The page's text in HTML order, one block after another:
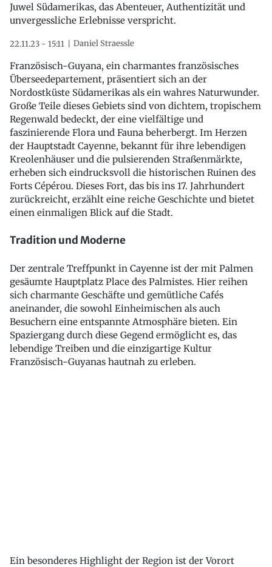
Juwel Südamerikas, das Abenteuer, Authentizität und
unvergessliche Erlebnisse verspricht.
22.11.23 - 15:11 Daniel Straessle
Französisch-Guyana, ein charmantes französisches
Überseedepartement, präsentiert sich an der
Nordostküste Südamerikas als ein wahres Naturwunder.
Große Teile dieses Gebiets sind von dichtem, tropischem
Regenwald bedeckt, der eine vielfältige und
faszinierende Flora und Fauna beherbergt. Im Herzen
der Hauptstadt Cayenne, bekannt für ihre lebendigen
Kreolenhäuser und die pulsierenden Straßenmärkte,
erheben sich eindrucksvoll die historischen Ruinen des
Forts Cépérou. Dieses Fort, das bis ins 17. Jahrhundert
zurückreicht, erzählt eine reiche Geschichte und bietet
einen einmaligen Blick auf die Stadt.
Tradition und Moderne
Der zentrale Treffpunkt in Cayenne ist der mit Palmen
gesäumte Hauptplatz Place des Palmistes. Hier reihen
sich charmante Geschäfte und gemütliche Cafés
aneinander, die sowohl Einheimischen als auch
Besuchern eine entspannte Atmosphäre bieten. Ein
Spaziergang durch diese Gegend ermöglicht es, das
lebendige Treiben und die einzigartige Kultur
Französisch-Guyanas hautnah zu erleben.
Ein besonderes Highlight der Region ist der Vorort